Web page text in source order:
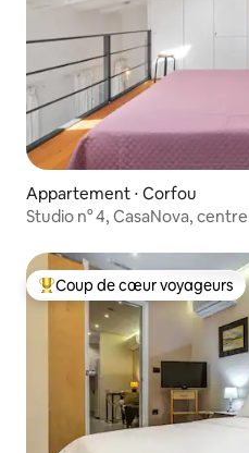
Appartement ⋅ Corfou
Studio n° 4, CasaNova,
Coups de cœur voyageurs les
Coup de cœur voyageurs